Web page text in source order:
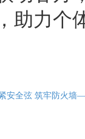
助力个
弦 筑牢防火墙—怡美佳组织开展《山西省消防条